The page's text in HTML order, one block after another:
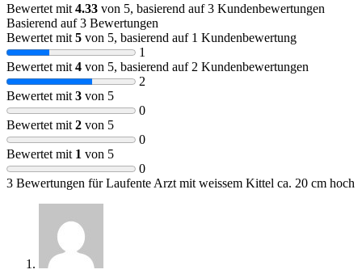
Bewertet mit 4.33 von 5, basierend auf3 Kundenbewertungen
Basierend auf 3 Bewertungen
Bewertet mit 5 von 5, basierend auf 1 Kundenbewertung
1
Bewertet mit 4 von 5, basierend auf 2 Kundenbewertungen
2
Bewertet mit 3 von 5
0
Bewertet mit 2 von 5
0
Bewertet mit 1 von 5
0
3 Bewertungen fürLaufente Arzt mit weissem Kittel ca. 20 cm hoch